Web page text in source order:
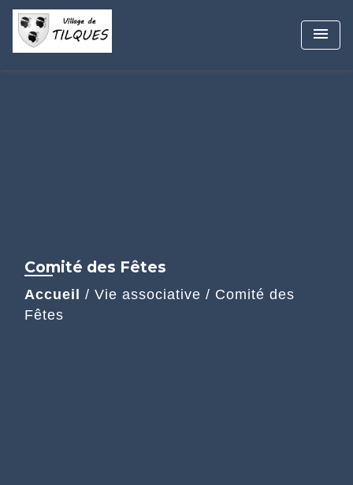
menu
Comité des Fêtes
Accueil / Vie associative / Comité des
Fêtes